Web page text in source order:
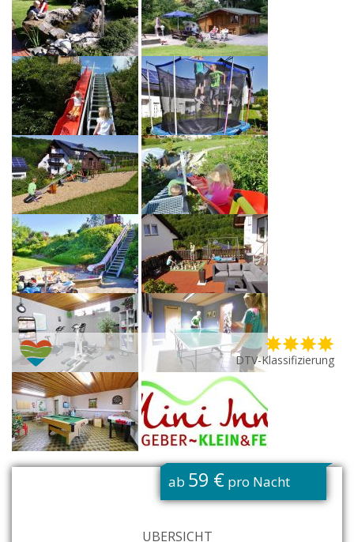
DTV-Klassifizierung
ab 59 € pro Nacht
ÜBERSICHT